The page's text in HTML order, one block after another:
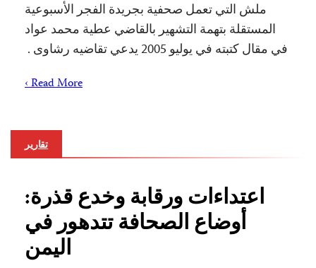
ملش التي تعمل صحفية بجريدة الفجر الأسبوعية
المستقلة بتهمة التشهير بالقاضي عطية محمد عواد
في مقال كتبته في يوليو 2005 يدعي تقاضيه رشاوى .
Read More ›
تقارير
اعتداءات ورقابة وخدع قذرة:
أوضاع الصحافة تتدهور في
اليمن